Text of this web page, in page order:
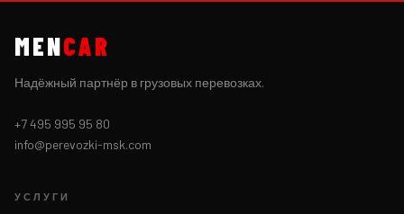
MENCAR
Надёжный партнёр в грузовых перевозках.
+7 495 995 95 80
info@perevozki-msk.com
УСЛУГИ